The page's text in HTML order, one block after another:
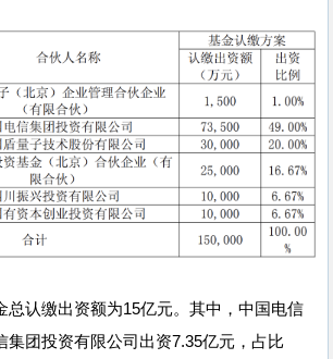
总认缴出资额为15亿元。其中，中国电信
集团投资有限公司出资7.35亿元，占比